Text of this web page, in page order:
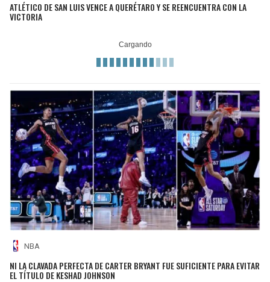
ATLÉTICO DE SAN LUIS VENCE A QUERÉTARO Y SE REENCUENTRA CON LA
VICTORIA
NBA
NI LA CLAVADA PERFECTA DE CARTER BRYANT FUE SUFICIENTE PARA EVITAR
EL TÍTULO DE KESHAD JOHNSON